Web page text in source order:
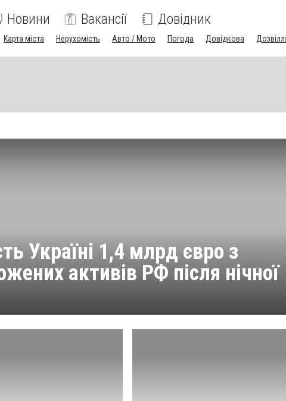
Новини Вакансії Довідник
Карта міста Нерухомість Авто / Мото Погода Довідкова
Україні 1,4 млрд євро з
активів РФ після нічної